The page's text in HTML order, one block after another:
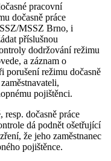
pracovní
dočasně práce
MSSZ Brno, i
příslušnou
dodržování režimu
a záznam o
porušení režimu dočasně
pojištěnci.
dočasně práce
dá podnět ošetřující
že jeho zaměstnanec
pojištěnce.